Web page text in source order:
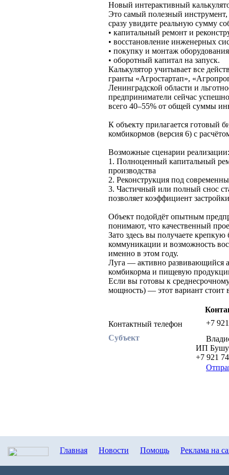
Новый интерактивный
Это самый полезный
сразу увидите реальную сумму
• капитальный ремонт и
• восстановление инженерных
• покупку и монтаж
• оборотный капитал на запуск.
Калькулятор учитывает все
гранты «Агростартап»,
Ленинградской области и
предприниматели сейчас
всего 40–55% от общей суммы
К объекту прилагается готовый
комбикормов (версия 6) с
Возможные сценарии реализации:
1. Полноценный капитальный
производства
2. Реконструкция под
3. Частичный или полный снос
позволяет коэффициент
Объект подойдёт опытным
понимают, что качественный
Зато здесь вы получаете
коммуникации и возможность
именно в этом году.
Луга — активно развивающийся
комбикорма и пищевую
Если вы готовы к
мощность) — этот вариант стоит
Контактный телефон
+7
Субъект
ИП
+7 921
Главная Новости Помощь Реклама на